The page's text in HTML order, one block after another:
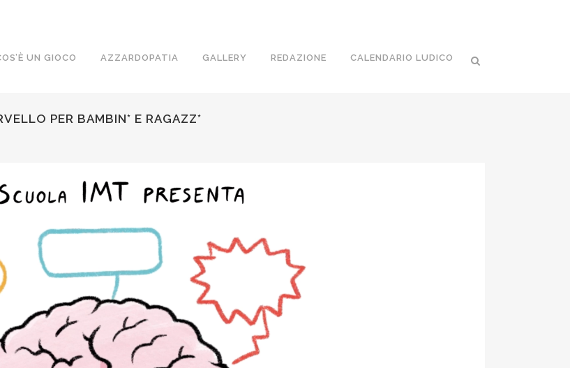
UN GIOCO AZZARDOPATIA GALLERY REDAZIONE CALENDARIO LUDICO
PER BAMBIN* E RAGAZZ*